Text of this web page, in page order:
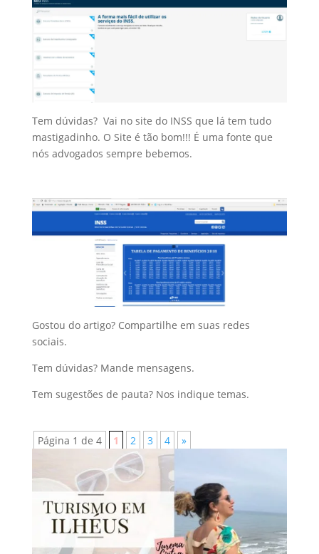
Tem dúvidas? Vai no site do INSS que lá tem tudo
mastigadinho. O Site é tão bom!!! É uma fonte que
nós advogados sempre bebemos.
Gostou do artigo? Compartilhe em suas redes
sociais.
Tem dúvidas? Mande mensagens.
Tem sugestões de pauta? Nos indique temas.
Página 1 de 4 1 2 3 4 »